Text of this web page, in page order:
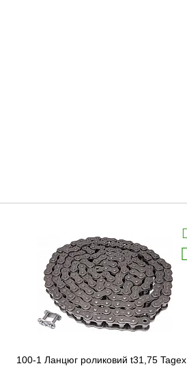
100-1 Ланцюг роликовий t31,75 Tagex